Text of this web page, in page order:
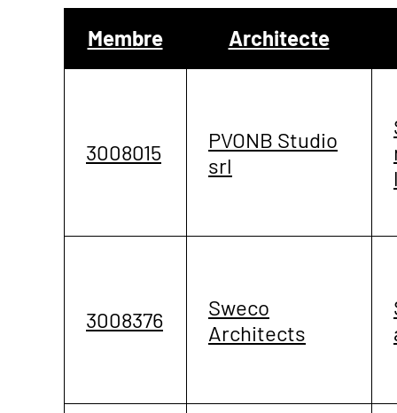
Membre Architecte
3008015
PVONB Studio
srl
3008376
Sweco
Architects